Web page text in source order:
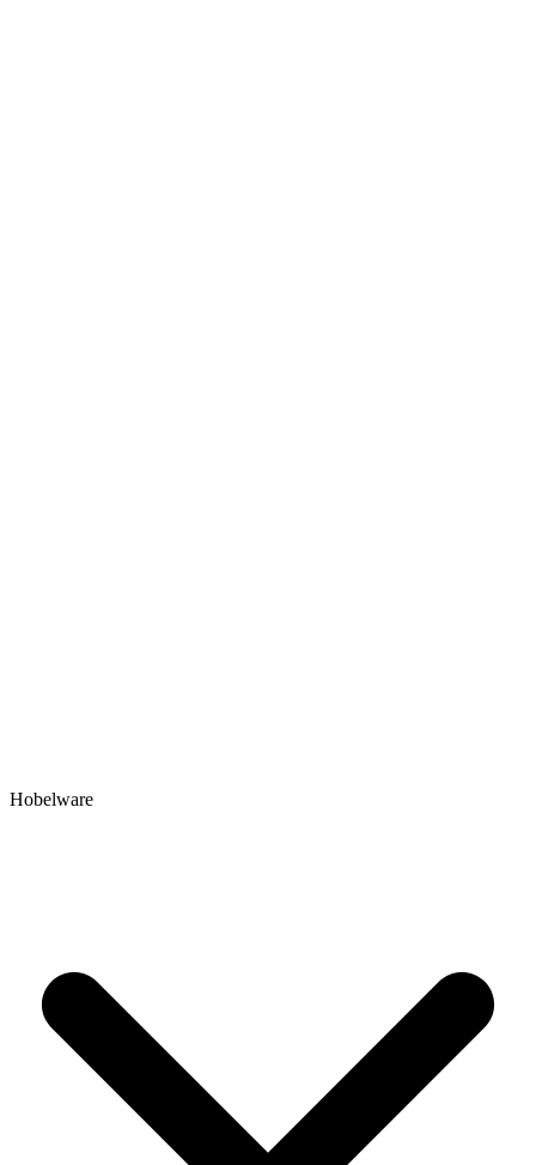
Hobelware